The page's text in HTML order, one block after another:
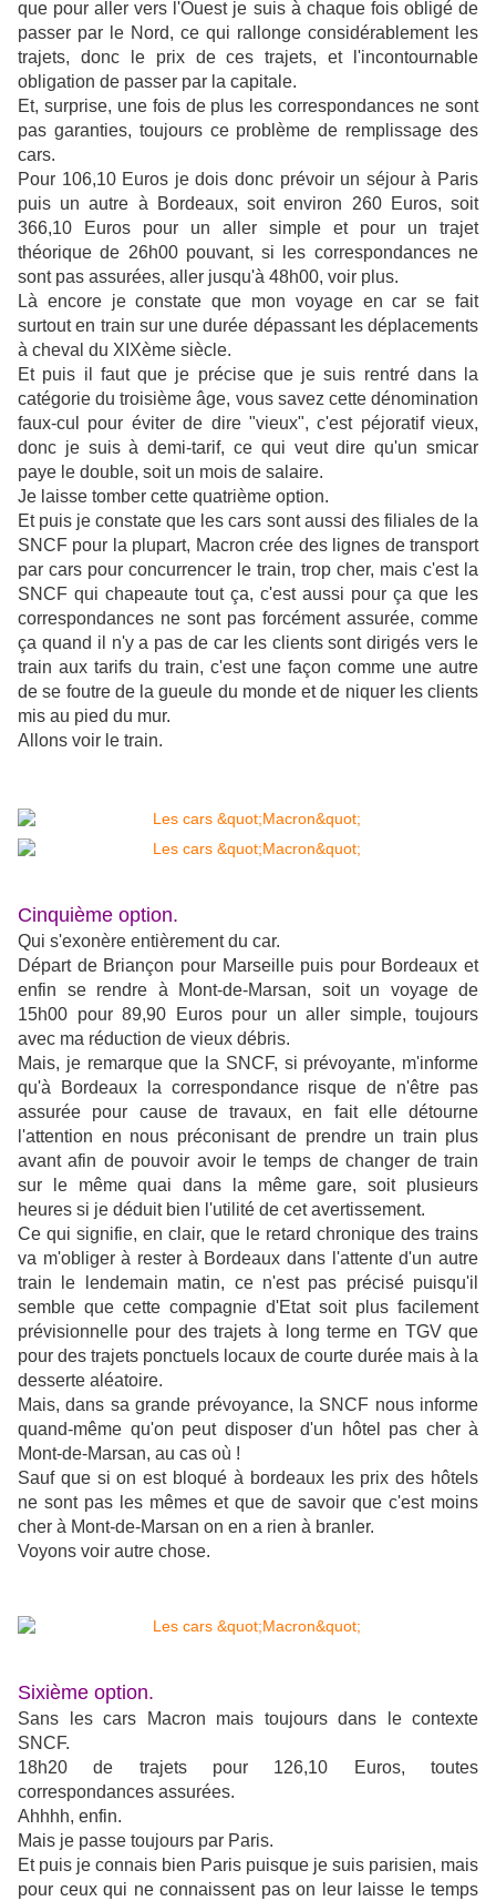
que pour aller vers l'Ouest je suis à chaque fois obligé de
passer par le Nord, ce qui rallonge considérablement les
trajets, donc le prix de ces trajets, et l'incontournable
obligation de passer par la capitale.
Et, surprise, une fois de plus les correspondances ne sont
pas garanties, toujours ce problème de remplissage des
cars.
Pour 106,10 Euros je dois donc prévoir un séjour à Paris
puis un autre à Bordeaux, soit environ 260 Euros, soit
366,10 Euros pour un aller simple et pour un trajet
théorique de 26h00 pouvant, si les correspondances ne
sont pas assurées, aller jusqu'à 48h00, voir plus.
Là encore je constate que mon voyage en car se fait
surtout en train sur une durée dépassant les déplacements
à cheval du XIXème siècle.
Et puis il faut que je précise que je suis rentré dans la
catégorie du troisième âge, vous savez cette dénomination
faux-cul pour éviter de dire "vieux", c'est péjoratif vieux,
donc je suis à demi-tarif, ce qui veut dire qu'un smicar
paye le double, soit un mois de salaire.
Je laisse tomber cette quatrième option.
Et puis je constate que les cars sont aussi des filiales de la
SNCF pour la plupart, Macron crée des lignes de transport
par cars pour concurrencer le train, trop cher, mais c'est la
SNCF qui chapeaute tout ça, c'est aussi pour ça que les
correspondances ne sont pas forcément assurée, comme
ça quand il n'y a pas de car les clients sont dirigés vers le
train aux tarifs du train, c'est une façon comme une autre
de se foutre de la gueule du monde et de niquer les clients
mis au pied du mur.
Allons voir le train.
Cinquième option.
Qui s'exonère entièrement du car.
Départ de Briançon pour Marseille puis pour Bordeaux et
enfin se rendre à Mont-de-Marsan, soit un voyage de
15h00 pour 89,90 Euros pour un aller simple, toujours
avec ma réduction de vieux débris.
Mais, je remarque que la SNCF, si prévoyante, m'informe
qu'à Bordeaux la correspondance risque de n'être pas
assurée pour cause de travaux, en fait elle détourne
l'attention en nous préconisant de prendre un train plus
avant afin de pouvoir avoir le temps de changer de train
sur le même quai dans la même gare, soit plusieurs
heures si je déduit bien l'utilité de cet avertissement.
Ce qui signifie, en clair, que le retard chronique des trains
va m'obliger à rester à Bordeaux dans l'attente d'un autre
train le lendemain matin, ce n'est pas précisé puisqu'il
semble que cette compagnie d'Etat soit plus facilement
prévisionnelle pour des trajets à long terme en TGV que
pour des trajets ponctuels locaux de courte durée mais à la
desserte aléatoire.
Mais, dans sa grande prévoyance, la SNCF nous informe
quand-même qu'on peut disposer d'un hôtel pas cher à
Mont-de-Marsan, au cas où !
Sauf que si on est bloqué à bordeaux les prix des hôtels
ne sont pas les mêmes et que de savoir que c'est moins
cher à Mont-de-Marsan on en a rien à branler.
Voyons voir autre chose.
Sixième option.
Sans les cars Macron mais toujours dans le contexte
SNCF.
18h20 de trajets pour 126,10 Euros, toutes
correspondances assurées.
Ahhhh, enfin.
Mais je passe toujours par Paris.
Et puis je connais bien Paris puisque je suis parisien, mais
pour ceux qui ne connaissent pas on leur laisse le temps